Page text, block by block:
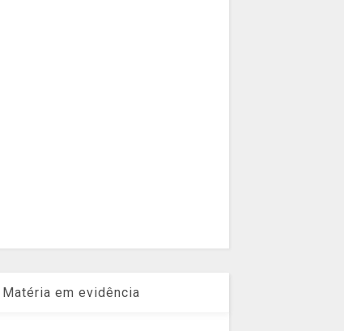
Matéria em evidência